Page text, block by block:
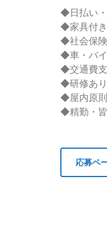
◆日払い
◆家具付
◆社会保険
◆車・バ
◆交通費支
◆研修あり
◆屋内原則
◆精勤・